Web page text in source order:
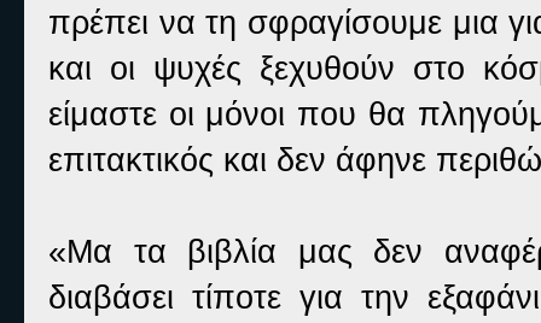
πρέπει να τη σφραγίσουμε μια
και οι ψυχές ξεχυθούν στο
είμαστε οι μόνοι που θα
επιτακτικός και δεν άφηνε
«Μα τα βιβλία μας δεν
διαβάσει τίποτε για την